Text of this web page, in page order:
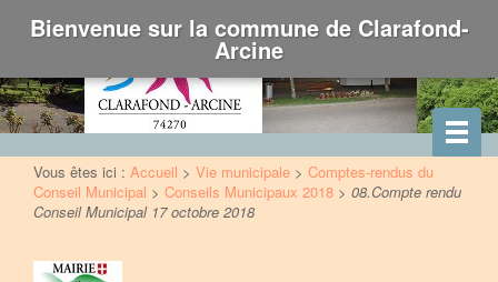
Vous êtes ici : Accueil > Vie municipale > Comptes-rendus du
Conseil Municipal > Conseils Municipaux 2018 > 08.Compte rendu
Conseil Municipal 17 octobre 2018
Bienvenue sur la commune de Clarafond-
Arcine